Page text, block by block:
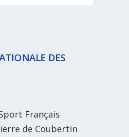
DES
Français
de Coubertin